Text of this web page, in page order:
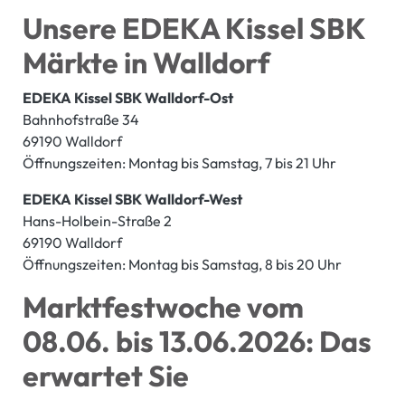
Unsere EDEKA Kissel SBK
Märkte in Walldorf
EDEKA Kissel SBK Walldorf-Ost
Bahnhofstraße 34
69190 Walldorf
Öffnungszeiten: Montag bis Samstag, 7 bis 21 Uhr
EDEKA Kissel SBK Walldorf-West
Hans-Holbein-Straße 2
69190 Walldorf
Öffnungszeiten: Montag bis Samstag, 8 bis 20 Uhr
Marktfestwoche vom
08.06. bis 13.06.2026: Das
erwartet Sie